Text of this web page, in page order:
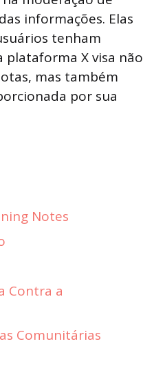
informações. Elas
tenham
plataforma X visa não
mas também
por sua
Notes
Contra a
Comunitárias